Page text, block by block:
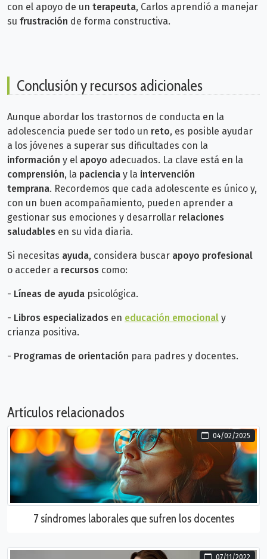
con el apoyo de un terapeuta, Carlos aprendió a manejar
su frustración de forma constructiva.
Conclusión y recursos adicionales
Aunque abordar los trastornos de conducta en la
adolescencia puede ser todo un reto, es posible ayudar
a los jóvenes a superar sus dificultades con la
información y el apoyo adecuados. La clave está en la
comprensión, la paciencia y la intervención
temprana. Recordemos que cada adolescente es único y,
con un buen acompañamiento, pueden aprender a
gestionar sus emociones y desarrollar relaciones
saludables en su vida diaria.
Si necesitas ayuda, considera buscar apoyo profesional
o acceder a recursos como:
- Líneas de ayuda psicológica.
- Libros especializados en educación emocional y
crianza positiva.
- Programas de orientación para padres y docentes.
Artículos relacionados
04/02/2025
7 síndromes laborales que sufren los docentes
07/11/2022